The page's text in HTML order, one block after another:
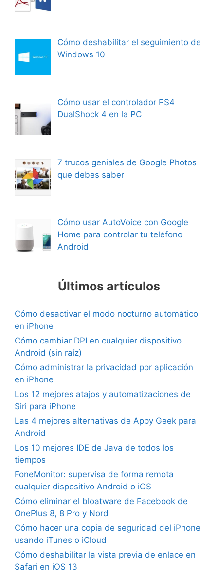
Cómo deshabilitar el seguimiento de
Windows 10
Cómo usar el controlador PS4
DualShock 4 en la PC
7 trucos geniales de Google Photos
que debes saber
Cómo usar AutoVoice con Google
Home para controlar tu teléfono
Android
Últimos artículos
Cómo desactivar el modo nocturno automático
en iPhone
Cómo cambiar DPI en cualquier dispositivo
Android (sin raíz)
Cómo administrar la privacidad por aplicación
en iPhone
Los 12 mejores atajos y automatizaciones de
Siri para iPhone
Las 4 mejores alternativas de Appy Geek para
Android
Los 10 mejores IDE de Java de todos los
tiempos
FoneMonitor: supervisa de forma remota
cualquier dispositivo Android o iOS
Cómo eliminar el bloatware de Facebook de
OnePlus 8, 8 Pro y Nord
Cómo hacer una copia de seguridad del iPhone
usando iTunes o iCloud
Cómo deshabilitar la vista previa de enlace en
Safari en iOS 13